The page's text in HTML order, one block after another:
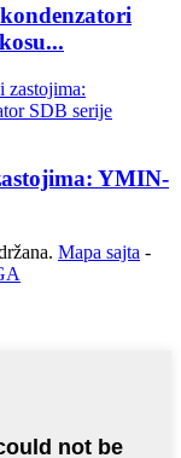
YMIN-
Mapa sajta -